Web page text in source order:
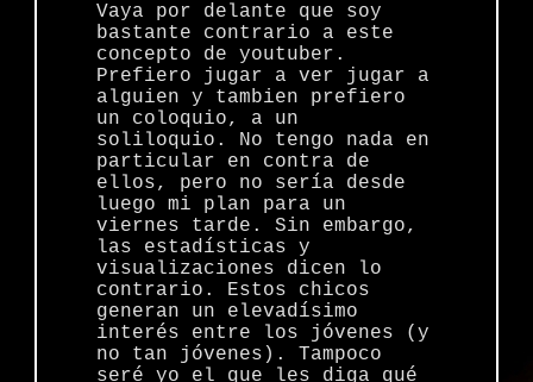
Vaya por delante que soy
bastante contrario a este
concepto de youtuber.
Prefiero jugar a ver jugar a
alguien y tambien prefiero
un coloquio, a un
soliloquio. No tengo nada en
particular en contra de
ellos, pero no sería desde
luego mi plan para un
viernes tarde. Sin embargo,
las estadísticas y
visualizaciones dicen lo
contrario. Estos chicos
generan un elevadísimo
interés entre los jóvenes (y
no tan jóvenes). Tampoco
seré yo el que les diga qué